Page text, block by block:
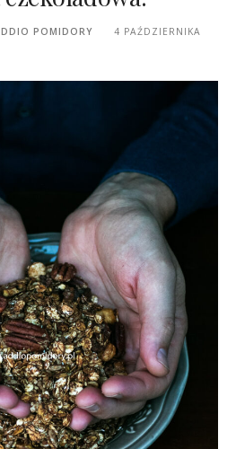
POMIDORY
4 PAŹDZIERNIKA